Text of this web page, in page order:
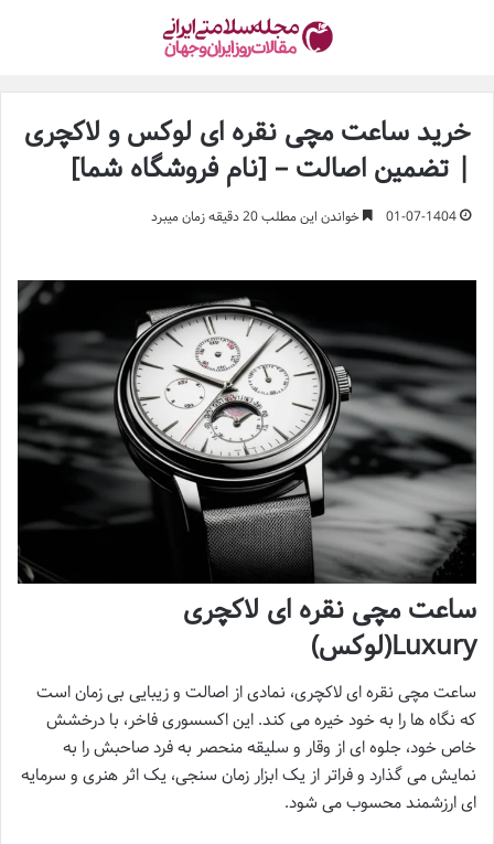
خرید ساعت مچی نقره ای لوکس و لاکچری
| تضمین اصالت – [نام فروشگاه شما]
01-07-1404 خواندن این مطلب 20 دقیقه زمان میبرد
ساعت مچی نقره ای لاکچری
Luxury(لوکس)
ساعت مچی نقره ای لاکچری، نمادی از اصالت و زیبایی بی زمان است
که نگاه ها را به خود خیره می کند. این اکسسوری فاخر، با درخشش
خاص خود، جلوه ای از وقار و سلیقه منحصر به فرد صاحبش را به
نمایش می گذارد و فراتر از یک ابزار زمان سنجی، یک اثر هنری و سرمایه
ای ارزشمند محسوب می شود.